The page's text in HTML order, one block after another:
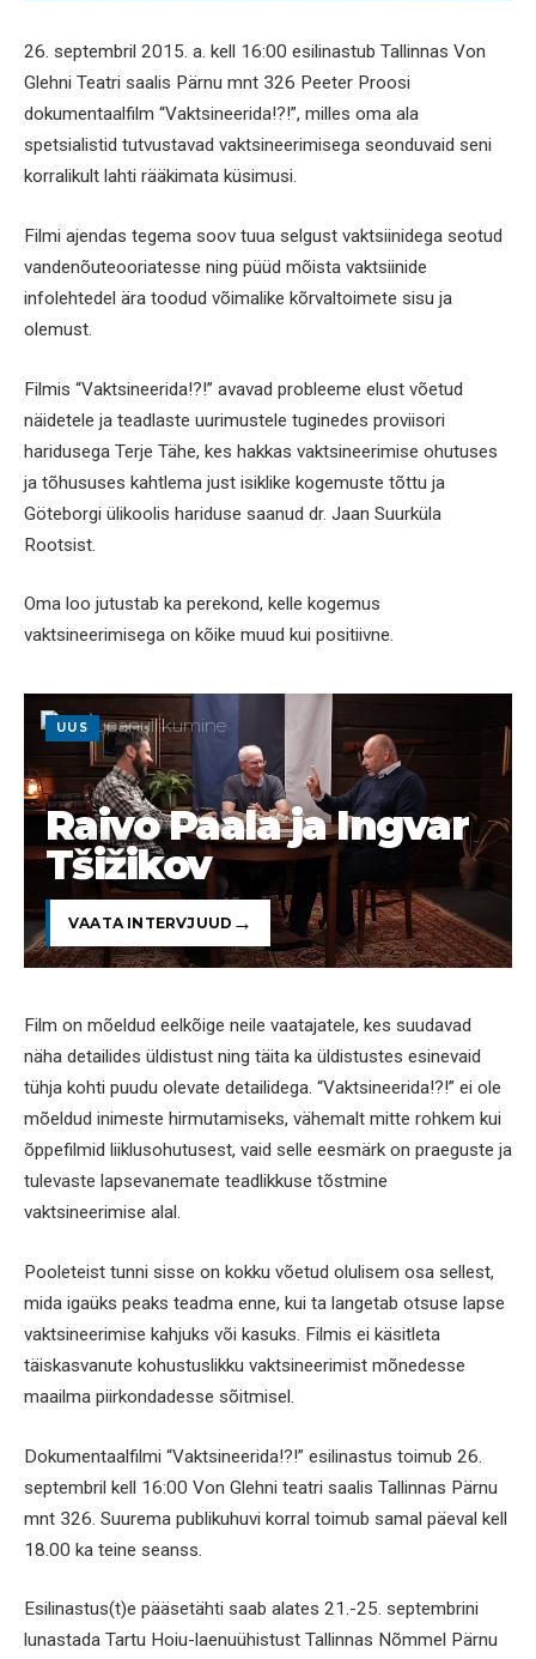
26. septembril 2015. a. kell 16:00 esilinastub Tallinnas Von
Glehni Teatri saalis Pärnu mnt 326 Peeter Proosi
dokumentaalfilm “Vaktsineerida!?!”, milles oma ala
spetsialistid tutvustavad vaktsineerimisega seonduvaid seni
korralikult lahti rääkimata küsimusi.
Filmi ajendas tegema soov tuua selgust vaktsiinidega seotud
vandenõuteooriatesse ning püüd mõista vaktsiinide
infolehtedel ära toodud võimalike kõrvaltoimete sisu ja
olemust.
Filmis “Vaktsineerida!?!” avavad probleeme elust võetud
näidetele ja teadlaste uurimustele tuginedes proviisori
haridusega Terje Tähe, kes hakkas vaktsineerimise ohutuses
ja tõhususes kahtlema just isiklike kogemuste tõttu ja
Göteborgi ülikoolis hariduse saanud dr. Jaan Suurküla
Rootsist.
Oma loo jutustab ka perekond, kelle kogemus
vaktsineerimisega on kõike muud kui positiivne.
UUS
Raivo Paala ja Ingvar
Tšižikov
VAATA INTERVJUUD
Film on mõeldud eelkõige neile vaatajatele, kes suudavad
näha detailides üldistust ning täita ka üldistustes esinevaid
tühja kohti puudu olevate detailidega. “Vaktsineerida!?!” ei ole
mõeldud inimeste hirmutamiseks, vähemalt mitte rohkem kui
õppefilmid liiklusohutusest, vaid selle eesmärk on praeguste ja
tulevaste lapsevanemate teadlikkuse tõstmine
vaktsineerimise alal.
Pooleteist tunni sisse on kokku võetud olulisem osa sellest,
mida igaüks peaks teadma enne, kui ta langetab otsuse lapse
vaktsineerimise kahjuks või kasuks. Filmis ei käsitleta
täiskasvanute kohustuslikku vaktsineerimist mõnedesse
maailma piirkondadesse sõitmisel.
Dokumentaalfilmi “Vaktsineerida!?!” esilinastus toimub 26.
septembril kell 16:00 Von Glehni teatri saalis Tallinnas Pärnu
mnt 326. Suurema publikuhuvi korral toimub samal päeval kell
18.00 ka teine seanss.
Esilinastus(t)e pääsetähti saab alates 21.-25. septembrini
lunastada Tartu Hoiu-laenuühistust Tallinnas Nõmmel Pärnu